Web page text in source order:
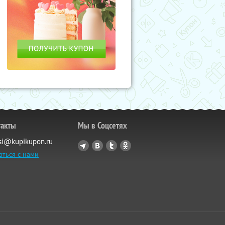
с нами
Мы в Соцсетях